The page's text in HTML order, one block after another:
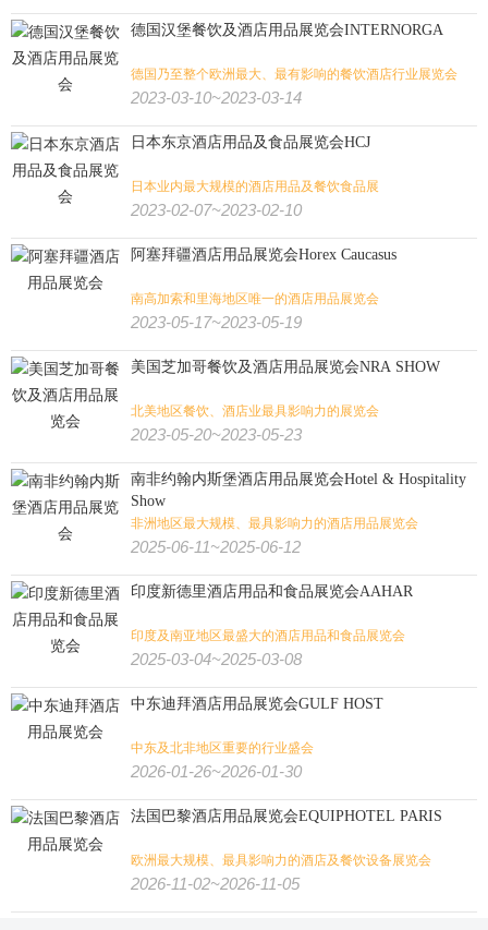
德国汉堡餐饮及酒店用品展览会INTERNORGA
德国乃至整个欧洲最大、最有影响的餐饮酒店行业展览会
2023-03-10~2023-03-14
日本东京酒店用品及食品展览会HCJ
日本业内最大规模的酒店用品及餐饮食品展
2023-02-07~2023-02-10
阿塞拜疆酒店用品展览会Horex Caucasus
南高加索和里海地区唯一的酒店用品展览会
2023-05-17~2023-05-19
美国芝加哥餐饮及酒店用品展览会NRA SHOW
北美地区餐饮、酒店业最具影响力的展览会
2023-05-20~2023-05-23
南非约翰内斯堡酒店用品展览会Hotel & Hospitality
Show
非洲地区最大规模、最具影响力的酒店用品展览会
2025-06-11~2025-06-12
印度新德里酒店用品和食品展览会AAHAR
印度及南亚地区最盛大的酒店用品和食品展览会
2025-03-04~2025-03-08
中东迪拜酒店用品展览会GULF HOST
中东及北非地区重要的行业盛会
2026-01-26~2026-01-30
法国巴黎酒店用品展览会EQUIPHOTEL PARIS
欧洲最大规模、最具影响力的酒店及餐饮设备展览会
2026-11-02~2026-11-05